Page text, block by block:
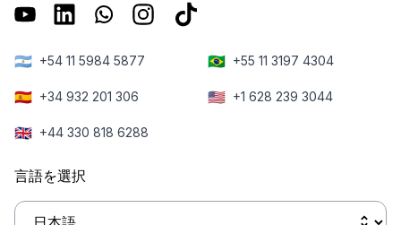
🇦🇷 +54 11 5984 5877 🇧🇷 +55 11 3197 4304
🇪🇸 +34 932 201 306 🇺🇸 +1 628 239 3044
🇬🇧 +44 330 818 6288
言語を選択